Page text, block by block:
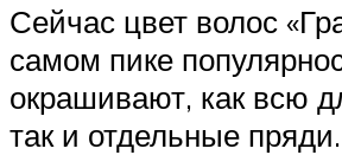
Сейчас цвет волос
самом пике
окрашивают, как всю
так и отдельные пряди.